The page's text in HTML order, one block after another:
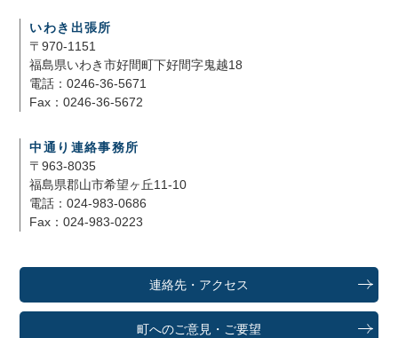
いわき出張所
〒970-1151
福島県いわき市好間町下好間字鬼越18
電話：0246-36-5671
Fax：0246-36-5672
中通り連絡事務所
〒963-8035
福島県郡山市希望ヶ丘11-10
電話：024-983-0686
Fax：024-983-0223
連絡先・アクセス
町へのご意見・ご要望